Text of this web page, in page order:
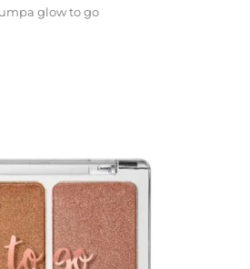
glow to go